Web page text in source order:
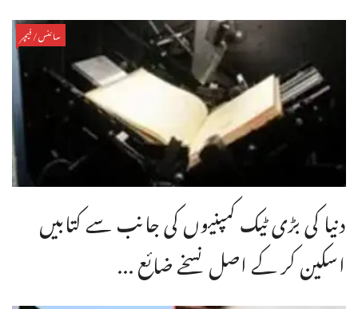
سائنس/فیچر
دنیا کی بڑی ٹیک کمپنیوں کی جانب سے کتابیں
اسکین کر کے اصل نسخے ضائع ...